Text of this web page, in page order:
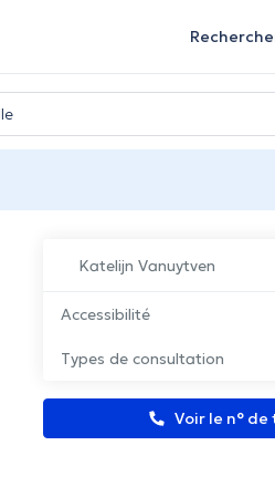
Katelijn Vanuytven
Accessibilité
Types de consultation
Voir le n°